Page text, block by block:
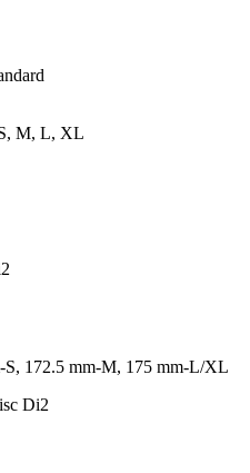
M, L, XL
172.5 mm-M, 175 mm-L/XL
Di2